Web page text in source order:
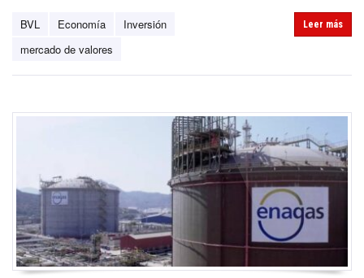
BVL Economía
Inversión
mercado de valores
Leer más